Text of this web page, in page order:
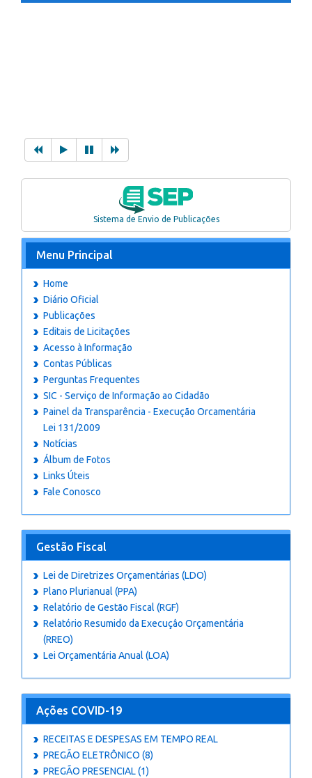
Sistema de Envio de Publicações
Menu Principal
Home
Diário Oficial
Publicações
Editais de Licitações
Acesso à Informação
Contas Públicas
Perguntas Frequentes
SIC - Serviço de Informação ao Cidadão
Painel da Transparência - Execução Orcamentária
Lei 131/2009
Notícias
Álbum de Fotos
Links Úteis
Fale Conosco
Gestão Fiscal
Lei de Diretrizes Orçamentárias (LDO)
Plano Plurianual (PPA)
Relatório de Gestão Fiscal (RGF)
Relatório Resumido da Execuçâo Orçamentária
(RREO)
Lei Orçamentária Anual (LOA)
Ações COVID-19
RECEITAS E DESPESAS EM TEMPO REAL
PREGÃO ELETRÔNICO (8)
PREGÃO PRESENCIAL (1)